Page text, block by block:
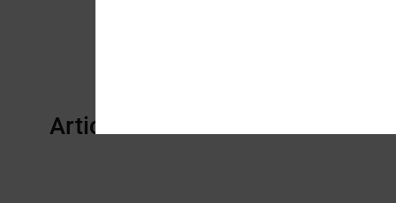
Articles vus récemment